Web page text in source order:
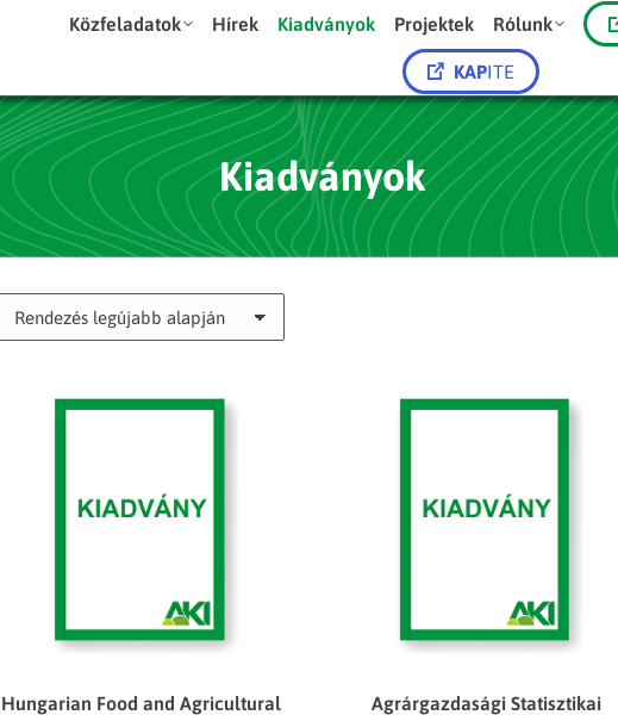
Közfeladatok Hírek Kiadványok Projektek Rólunk
KAPITE
Kiadványok
Hungarian Food and Agricultural
Agrárgazdasági Statisztikai